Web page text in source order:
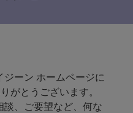
ジーン ホームページに
がとうございます。
談、ご要望など、何な